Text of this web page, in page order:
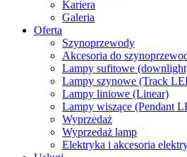
Kariera
Galeria
Oferta
Szynoprzewody
Akcesoria do
Lampy sufitowe
Lampy szynowe (Track
Lampy liniowe (Linear)
Lampy wiszące (Pendant
Wyprzedaż
Wyprzedaż lamp
Elektryka i akcesoria